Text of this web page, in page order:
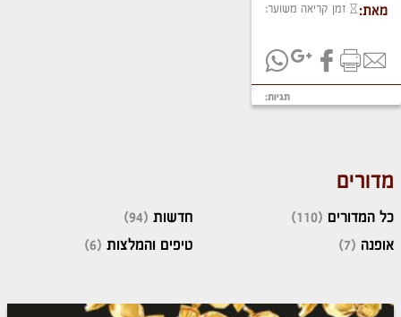
מאת: זמן קריאה משוער:
תגיות:
מדורים
כל המדורים (110)
אופנה (7)
חדשות (94)
טיפים והמלצות (6)